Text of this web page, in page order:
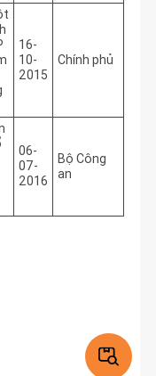
16-
10-
2015
Chính phủ
06-
07-
2016
Bộ Công
an